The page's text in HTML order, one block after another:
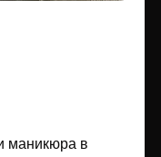
маникюра в